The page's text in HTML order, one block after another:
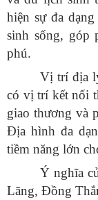
hiện sự đa
sinh sống, góp
phú.
Vị trí địa
có vị trí kết nối
giao thương và
Địa hình đa
tiềm năng lớn
Ý nghĩa
Lãng, Đồng